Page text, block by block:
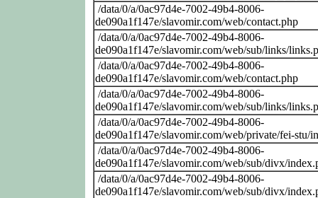
/data/0/a/0ac97d4e-7002-49b4-8006-
de090a1f147e/slavomir.com/web/contact.php
/data/0/a/0ac97d4e-7002-49b4-8006-
de090a1f147e/slavomir.com/web/sub/links/
/data/0/a/0ac97d4e-7002-49b4-8006-
de090a1f147e/slavomir.com/web/contact.php
/data/0/a/0ac97d4e-7002-49b4-8006-
de090a1f147e/slavomir.com/web/sub/links/
/data/0/a/0ac97d4e-7002-49b4-8006-
de090a1f147e/slavomir.com/web/private/fei-stu/
/data/0/a/0ac97d4e-7002-49b4-8006-
de090a1f147e/slavomir.com/web/sub/divx/
/data/0/a/0ac97d4e-7002-49b4-8006-
de090a1f147e/slavomir.com/web/sub/divx/